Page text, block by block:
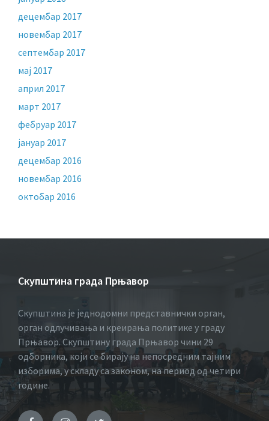
децембар 2017
новембар 2017
септембар 2017
мај 2017
април 2017
март 2017
фебруар 2017
јануар 2017
децембар 2016
новембар 2016
октобар 2016
Скупштина града Прњавор
Скупштина је једнодомни представнички орган,
орган одлучивања и креирања политике у граду
Прњавор. Скупштину града Прњавор чини 29
одборника, који се бирају на непосредним тајним
изборима, у складу са законом, на период од четири
године.